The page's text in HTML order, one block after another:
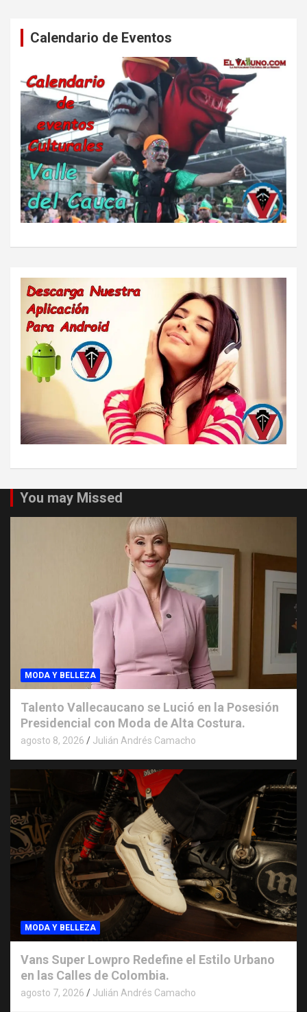
Calendario de Eventos
You may Missed
MODA Y BELLEZA
Talento Vallecaucano se Lució en la Posesión
Presidencial con Moda de Alta Costura.
agosto 8, 2026 Julián Andrés Camacho
MODA Y BELLEZA
Vans Super Lowpro Redefine el Estilo Urbano
en las Calles de Colombia.
agosto 7, 2026 Julián Andrés Camacho